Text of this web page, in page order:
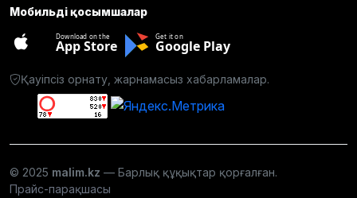
Мобильді қосымшалар
Download on the
App Store
Get it on
Google Play
Қауіпсіз орнату, жарнамасыз хабарламалар.
© 2025 malim.kz — Барлық құқықтар қорғалған.
Прайс-парақшасы